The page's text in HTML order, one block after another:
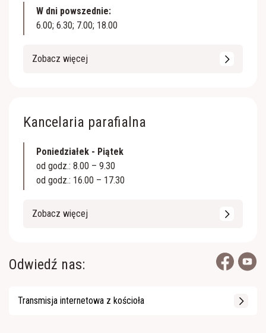
W dni powszednie:
6.00; 6.30; 7.00; 18.00
Zobacz więcej
Kancelaria parafialna
Poniedziałek - Piątek
od godz.: 8.00 – 9.30
od godz.: 16.00 – 17.30
Zobacz więcej
Odwiedź nas:
Transmisja internetowa z kościoła